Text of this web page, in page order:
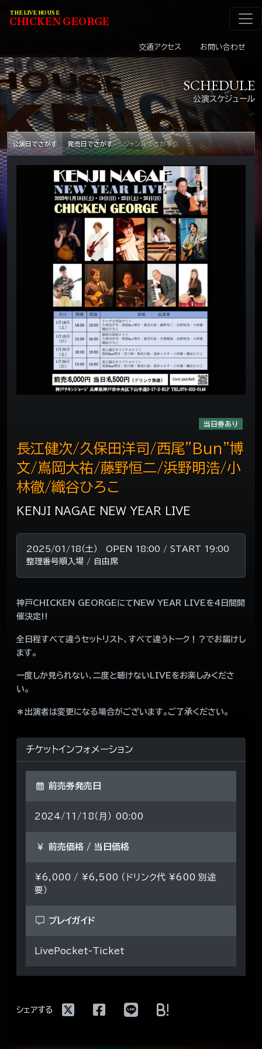
メインナビゲーショ
THE LIVE HOUSE
CHICKENGEORGE
交通アクセス お問い合わせ
公演スケジュール
SCHEDULE
公演日でさがす 発売日でさがす ジャンルでさがす
当日券あり
KENJI NAGAE NEW YEAR LIVE
長江健次/久保田洋司/西尾"Bun"博
文/嶌岡大祐/藤野恒二/浜野明浩/小
林徹/織谷ひろこ
2025/01/18（土） OPEN 18:00 / START 19:00
整理番号順入場 / 自由席
神戸CHICKEN GEORGEにてNEW YEAR LIVEを4日間開
催決定!!
全日程すべて違うセットリスト、すべて違うトーク！？でお届けし
ます。
一度しか見られない、二度と聴けないLIVEをお楽しみくださ
い。
＊出演者は変更になる場合がございます。ご了承ください。
チケットインフォメーション
前売券発売日
2024/11/18（月） 00:00
前売価格 / 当日価格
¥6,000 / ¥6,500 （ドリンク代 ¥600 別途
要）
プレイガイド
LivePocket-Ticket
シェアする !